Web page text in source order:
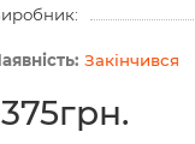
Закінчився